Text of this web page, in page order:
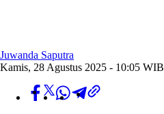
Juwanda Saputra
Kamis, 28 Agustus 2025 - 10:05 WIB